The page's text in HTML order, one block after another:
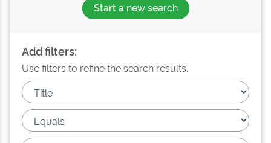
Start a new search
Add filters:
Use filters to refine the search results.